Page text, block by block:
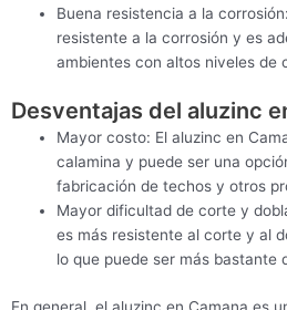
Buena resistencia a la
resistente a la corrosión y es
ambientes con altos niveles de
Desventajas del aluzinc
Mayor costo: El aluzinc en
calamina y puede ser una
fabricación de techos y otros
Mayor dificultad de corte y
es más resistente al corte y al
lo que puede ser más bastante
En general, el aluzinc en Camana es